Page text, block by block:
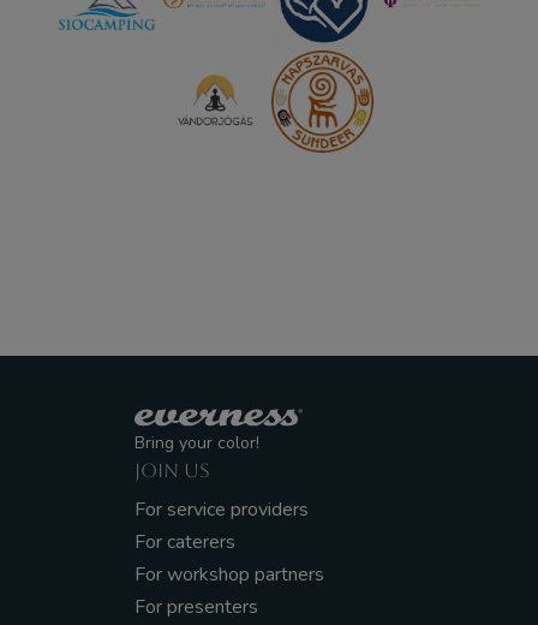
Bring your color!
JOIN US
For service providers
For caterers
For workshop partners
For presenters